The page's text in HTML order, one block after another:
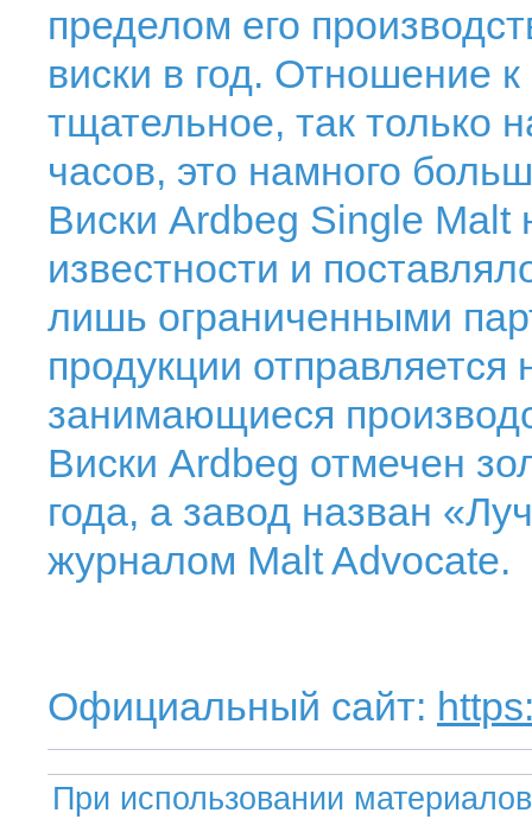
пределом его
виски в год. Отношение
тщательное, так только
часов, это намного
Виски Ardbeg Single Malt
известности и
лишь ограниченными
продукции отправляется
занимающиеся
Виски Ardbeg отмечен
года, а завод назван
журналом Malt Advocate.
Официальный сайт:
При использовании